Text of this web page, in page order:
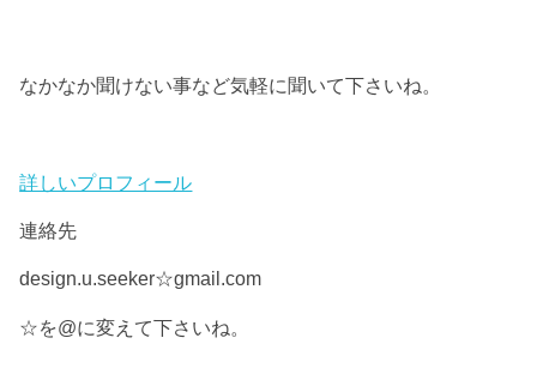
なかなか聞けない事など気軽に聞いて下さいね。
詳しいプロフィール
連絡先
design.u.seeker☆gmail.com
☆を@に変えて下さいね。